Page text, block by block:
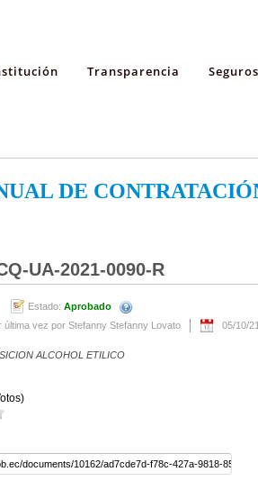
Transparencia
DE
UA-2021-0090-R
Estado: Aprobado
última vez por Stefanny Stefanny Lovato
05/10/
ALCOHOL ETILICO